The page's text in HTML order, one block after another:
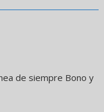
de siempre Bono y